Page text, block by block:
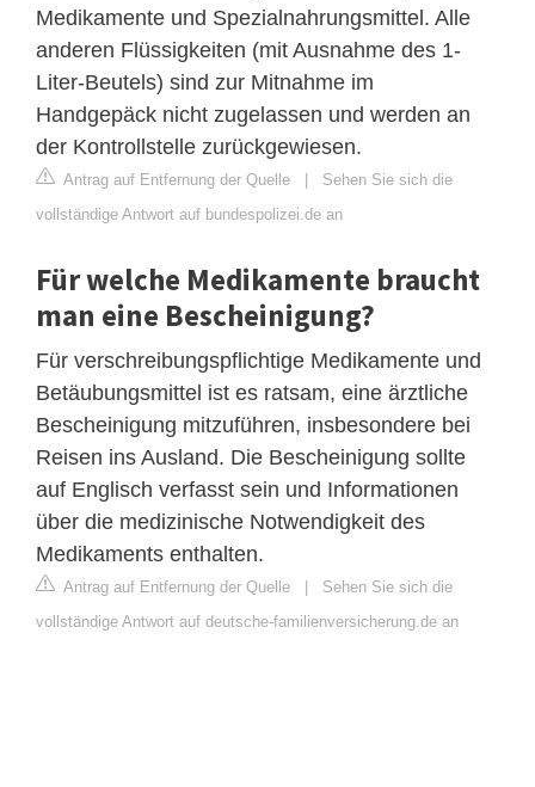
Medikamente und Spezialnahrungsmittel. Alle
anderen Flüssigkeiten (mit Ausnahme des 1-
Liter-Beutels) sind zur Mitnahme im
Handgepäck nicht zugelassen und werden an
der Kontrollstelle zurückgewiesen.
Antrag auf Entfernung der Quelle
Sehen Sie sich die
vollständige Antwort auf bundespolizei.de an
Für welche Medikamente braucht
man eine Bescheinigung?
Für verschreibungspflichtige Medikamente und
Betäubungsmittel ist es ratsam, eine ärztliche
Bescheinigung mitzuführen, insbesondere bei
Reisen ins Ausland. Die Bescheinigung sollte
auf Englisch verfasst sein und Informationen
über die medizinische Notwendigkeit des
Medikaments enthalten.
Antrag auf Entfernung der Quelle
Sehen Sie sich die
vollständige Antwort auf deutsche-familienversicherung.de an